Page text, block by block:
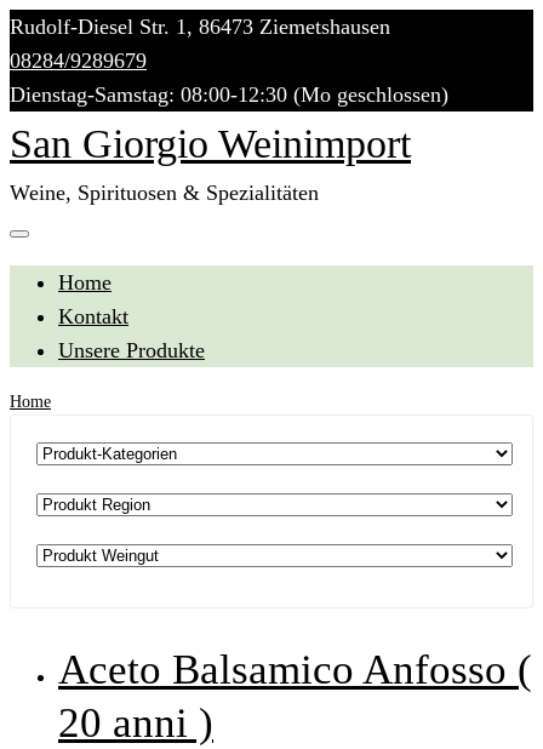
Skip
to
content
Rudolf-Diesel Str. 1, 86473 Ziemetshausen
08284/9289679
Dienstag-Samstag: 08:00-12:30 (Mo geschlossen)
San Giorgio Weinimport
Weine, Spirituosen & Spezialitäten
Home
Kontakt
Unsere Produkte
Home
Aceto Balsamico Anfosso (
20 anni )